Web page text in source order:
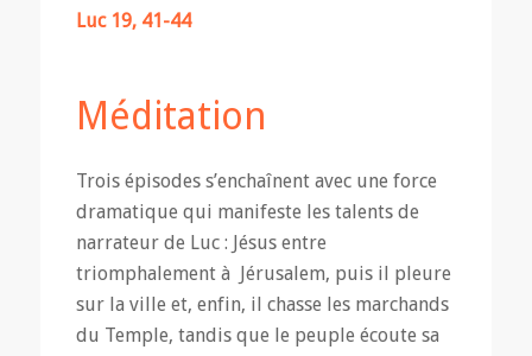
Luc 19, 41-44
Méditation
Trois épisodes s’enchaînent avec une force
dramatique qui manifeste les talents de
narrateur de Luc : Jésus entre
triomphalement à Jérusalem, puis il pleure
sur la ville et, enfin, il chasse les marchands
du Temple, tandis que le peuple écoute sa